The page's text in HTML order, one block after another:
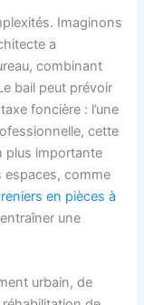
Imaginons
a
combinant
bail peut prévoir
foncière : l’une
cette
plus importante
espaces, comme
en pièces à
une
urbain, de